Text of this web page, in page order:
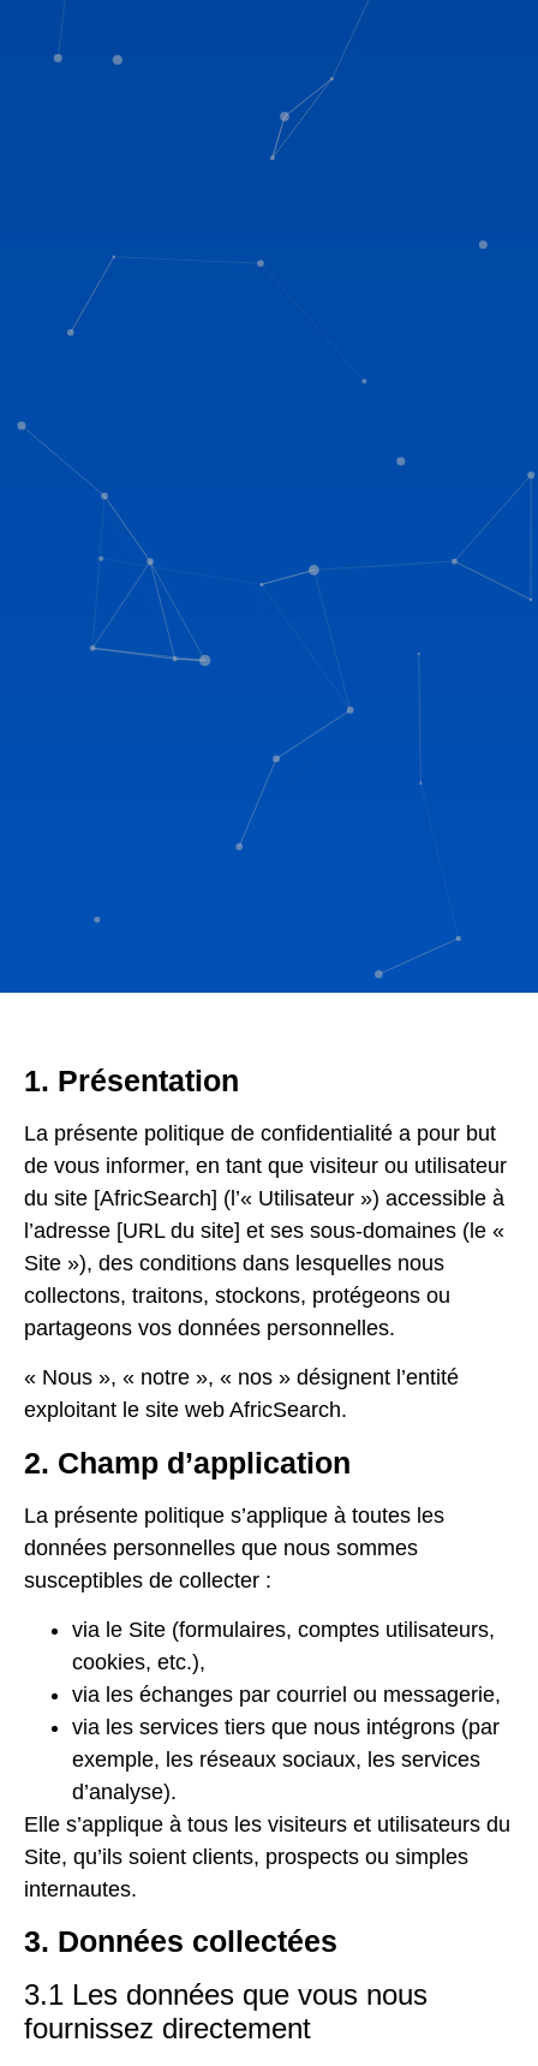
1. Présentation
La présente politique de confidentialité a pour but
de vous informer, en tant que visiteur ou utilisateur
du site [AfricSearch] (l’« Utilisateur ») accessible à
l’adresse [URL du site] et ses sous-domaines (le «
Site »), des conditions dans lesquelles nous
collectons, traitons, stockons, protégeons ou
partageons vos données personnelles.
« Nous », « notre », « nos » désignent l’entité
exploitant le site web AfricSearch.
2. Champ d’application
La présente politique s’applique à toutes les
données personnelles que nous sommes
susceptibles de collecter :
via le Site (formulaires, comptes utilisateurs,
cookies, etc.),
via les échanges par courriel ou messagerie,
via les services tiers que nous intégrons (par
exemple, les réseaux sociaux, les services
d’analyse).
Elle s’applique à tous les visiteurs et utilisateurs du
Site, qu’ils soient clients, prospects ou simples
internautes.
3. Données collectées
3.1 Les données que vous nous
fournissez directement